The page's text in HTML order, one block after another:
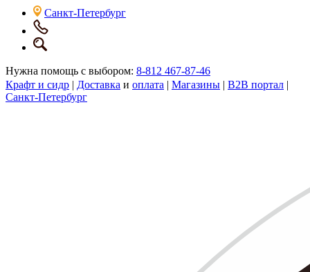
Санкт-Петербург
Нужна помощь с выбором: 8-812 467-87-46
Крафт и сидр | Доставка и оплата | Магазины | B2B портал |
Санкт-Петербург